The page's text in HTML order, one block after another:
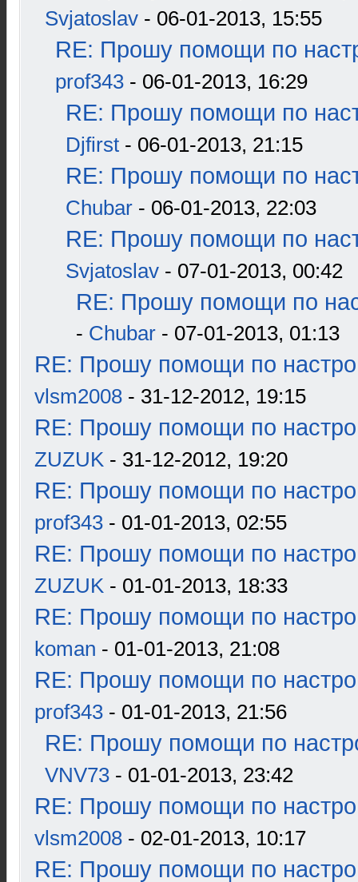
Svjatoslav - 06-01-2013, 15:55
RE: Прошу помощи по
prof343 - 06-01-2013, 16:29
RE: Прошу помощи по
Djfirst - 06-01-2013, 21:15
RE: Прошу помощи по
Chubar - 06-01-2013, 22:03
RE: Прошу помощи по
Svjatoslav - 07-01-2013, 00:42
RE: Прошу помощи по
- Chubar - 07-01-2013, 01:13
RE: Прошу помощи по
vlsm2008 - 31-12-2012, 19:15
RE: Прошу помощи по
ZUZUK - 31-12-2012, 19:20
RE: Прошу помощи по
prof343 - 01-01-2013, 02:55
RE: Прошу помощи по
ZUZUK - 01-01-2013, 18:33
RE: Прошу помощи по
koman - 01-01-2013, 21:08
RE: Прошу помощи по
prof343 - 01-01-2013, 21:56
RE: Прошу помощи по
VNV73 - 01-01-2013, 23:42
RE: Прошу помощи по
vlsm2008 - 02-01-2013, 10:17
RE: Прошу помощи по